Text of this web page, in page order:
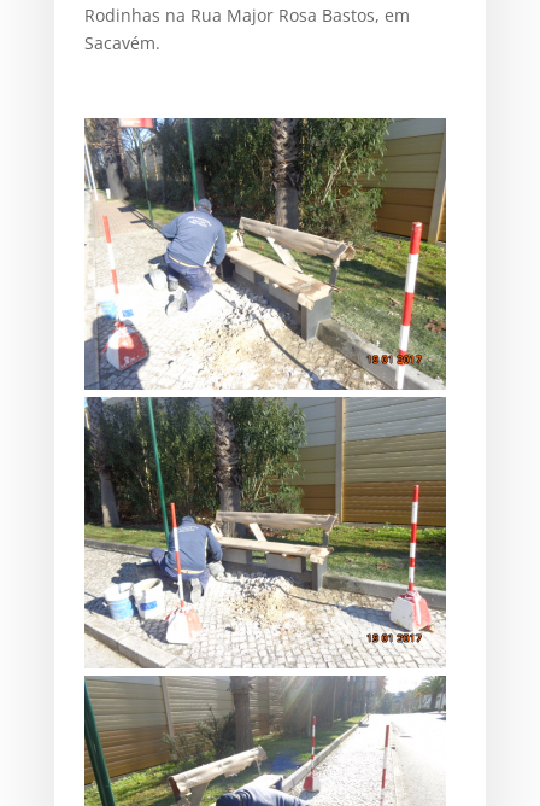
Rodinhas na Rua Major Rosa Bastos, em
Sacavém.